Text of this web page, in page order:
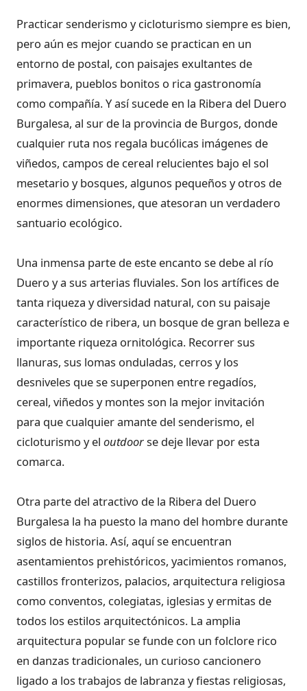
Practicar senderismo y cicloturismo siempre es bien,
pero aún es mejor cuando se practican en un
entorno de postal, con paisajes exultantes de
primavera, pueblos bonitos o rica gastronomía
como compañía. Y así sucede en la Ribera del Duero
Burgalesa, al sur de la provincia de Burgos, donde
cualquier ruta nos regala bucólicas imágenes de
viñedos, campos de cereal relucientes bajo el sol
mesetario y bosques, algunos pequeños y otros de
enormes dimensiones, que atesoran un verdadero
santuario ecológico.
Una inmensa parte de este encanto se debe al río
Duero y a sus arterias fluviales. Son los artífices de
tanta riqueza y diversidad natural, con su paisaje
característico de ribera, un bosque de gran belleza e
importante riqueza ornitológica. Recorrer sus
llanuras, sus lomas onduladas, cerros y los
desniveles que se superponen entre regadíos,
cereal, viñedos y montes son la mejor invitación
para que cualquier amante del senderismo, el
cicloturismo y el outdoorse deje llevar por esta
comarca.
Otra parte del atractivo de la Ribera del Duero
Burgalesa la ha puesto la mano del hombre durante
siglos de historia. Así, aquí se encuentran
asentamientos prehistóricos, yacimientos romanos,
castillos fronterizos, palacios, arquitectura religiosa
como conventos, colegiatas, iglesias y ermitas de
todos los estilos arquitectónicos. La amplia
arquitectura popular se funde con un folclore rico
en danzas tradicionales, un curioso cancionero
ligado a los trabajos de labranza y fiestas religiosas,